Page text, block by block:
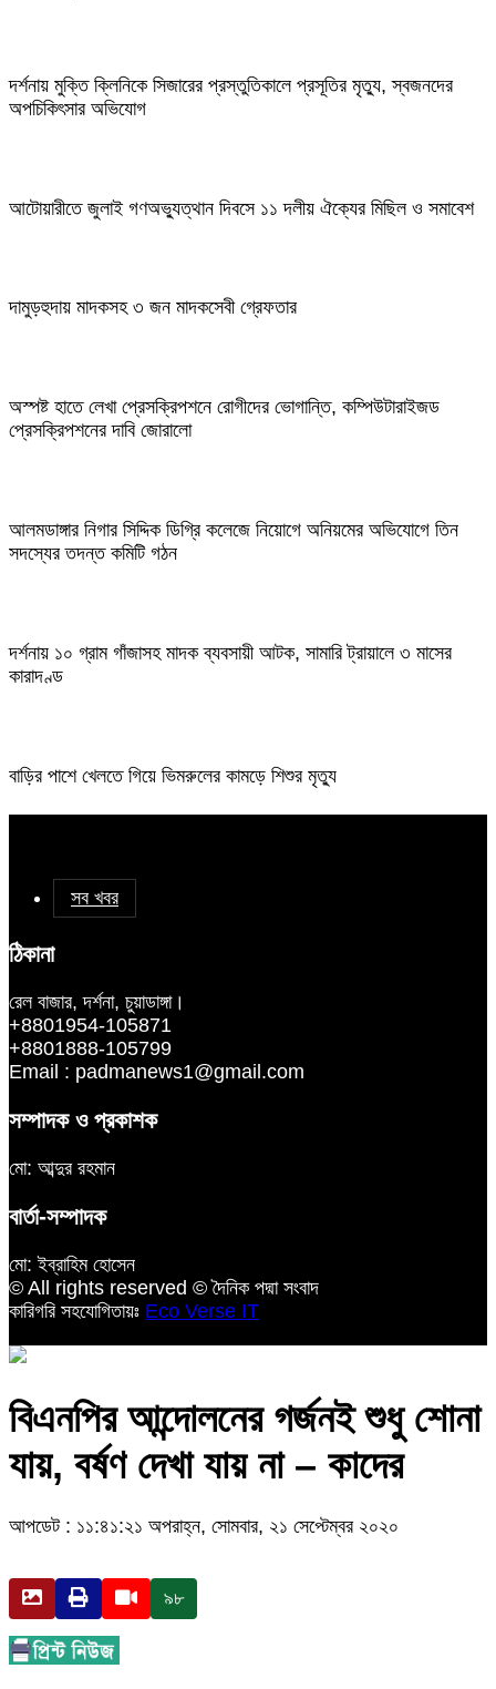
দর্শনায় মুক্তি ক্লিনিকে সিজারের প্রস্তুতিকালে প্রসূতির মৃত্যু, স্বজনদের
অপচিকিৎসার অভিযোগ
আটোয়ারীতে জুলাই গণঅভ্যুত্থান দিবসে ১১ দলীয় ঐক্যের মিছিল ও সমাবেশ
দামুড়হুদায় মাদকসহ ৩ জন মাদকসেবী গ্রেফতার
অস্পষ্ট হাতে লেখা প্রেসক্রিপশনে রোগীদের ভোগান্তি, কম্পিউটারাইজড
প্রেসক্রিপশনের দাবি জোরালো
আলমডাঙ্গার নিগার সিদ্দিক ডিগ্রি কলেজে নিয়োগে অনিয়মের অভিযোগে তিন
সদস্যের তদন্ত কমিটি গঠন
দর্শনায় ১০ গ্রাম গাঁজাসহ মাদক ব্যবসায়ী আটক, সামারি ট্রায়ালে ৩ মাসের
কারাদণ্ড
বাড়ির পাশে খেলতে গিয়ে ভিমরুলের কামড়ে শিশুর মৃত্যু
সব খবর
ঠিকানা
রেল বাজার, দর্শনা, চুয়াডাঙ্গা।
+8801954-105871
+8801888-105799
Email : padmanews1@gmail.com
সম্পাদক ও প্রকাশক
মো: আব্দুর রহমান
বার্তা-সম্পাদক
মো: ইব্রাহিম হোসেন
© All rights reserved © দৈনিক পদ্মা সংবাদ
কারিগরি সহযোগিতায়ঃ Eco Verse IT
বিএনপির আন্দোলনের গর্জনই শুধু শোনা
যায়, বর্ষণ দেখা যায় না – কাদের
আপডেট : ১১:৪১:২১ অপরাহ্ন, সোমবার, ২১ সেপ্টেম্বর ২০২০
৯৮